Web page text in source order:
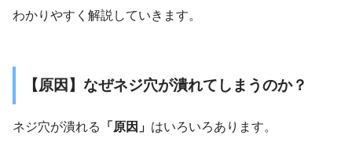
わかりやすく解説していきます。
【原因】なぜネジ穴が潰れてしまうのか？
ネジ穴が潰れる 「原因」 はいろいろあります。